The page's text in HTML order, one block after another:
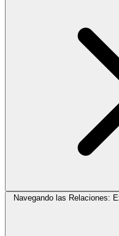
Navegando las Relaciones: